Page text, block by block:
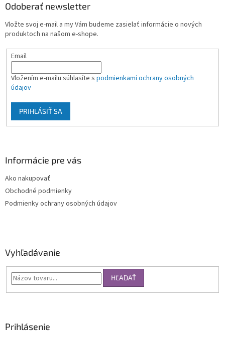
Odoberať newsletter
Vložte svoj e-mail a my Vám budeme zasielať informácie o nových
produktoch na našom e-shope.
Email
Vložením e-mailu súhlasíte s podmienkami ochrany osobných
údajov
PRIHLÁSIŤ SA
Informácie pre vás
Ako nakupovať
Obchodné podmienky
Podmienky ochrany osobných údajov
Vyhľadávanie
HĽADAŤ
Prihlásenie